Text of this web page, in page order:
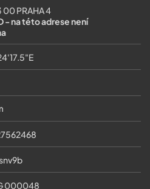
PRAHA 4
- na této adrese není
000048